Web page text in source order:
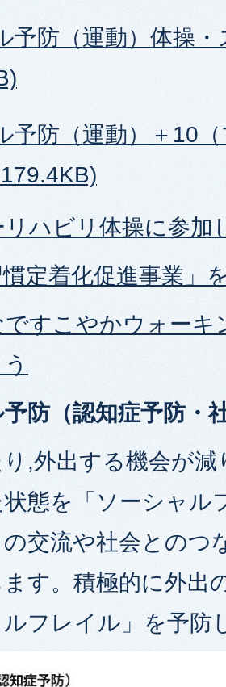
予防（運動）体操
予防（運動）＋10
リハビリ体操に参加
慣定着化促進事業」
ですこやかウォー
予防（認知症予防・
り,外出する機会が
状態を「ソーシャル
交流や社会とのつ
す。積極的に外出
ルフレイル」を予防